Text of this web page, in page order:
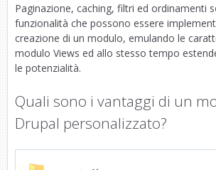
Paginazione, caching, filtri ed ordinamenti
funzionalità che possono essere
creazione di un modulo, emulando le
modulo Views ed allo stesso tempo
le potenzialità.
Quali sono i vantaggi di un
Drupal personalizzato?